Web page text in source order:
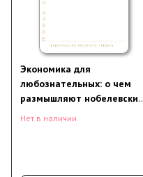
Экономика для
любознательных: о чем
размышляют нобелевские
лауреаты
Нет в наличии